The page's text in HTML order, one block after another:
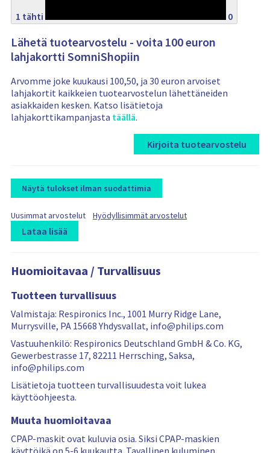
1 tähti 0
Lähetä tuotearvostelu - voita 100 euron
lahjakortti SomniShopiin
Arvomme joke kuukausi 100,50, ja 30 euron arvoiset
lahjakortit kaikkeien tuotearvostelun lähettäneiden
asiakkaiden kesken. Katso lisätietoja
lahjakorttikampanjasta täällä.
Kirjoita tuotearvostelu
Näytä tulokset ilman suodattimia
F
i
r
b
y
Uusimmat arvostelut
F
r
b
y
Hyödyllisimmät arvostelut
Lataa lisää
a
i
g
m
o
r
e
r
e
v
i
e
w
v
e
s
a
r
e
f
i
l
t
e
r
e
v
e
s
f
i
l
t
e
r
i
n
g
i
Huomioitavaa / Turvallisuus
Tuotteen turvallisuus
Valmistaja: Respironics Inc., 1001 Murry Ridge Lane,
Murrysville, PA 15668 Yhdysvallat, info@philips.com
Vastuuhenkilö: Respironics Deutschland GmbH & Co. KG,
Gewerbestrasse 17, 82211 Herrsching, Saksa,
info@philips.com
Lisätietoja tuotteen turvallisuudesta voit lukea
käyttöohjeesta.
Muuta huomioitavaa
CPAP-maskit ovat kuluvia osia. Siksi CPAP-maskien